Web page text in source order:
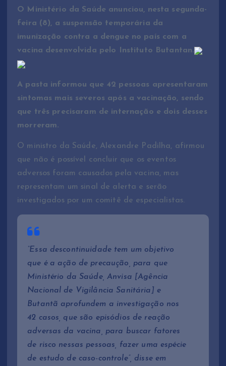
O Ministério da Saúde anunciou, nesta segunda-
feira (8), a suspensão temporária da
imunização contra a dengue no país com a
vacina desenvolvida pelo Instituto Butantan.
A pasta informou que 42 pessoas apresentaram
sintomas mais severos após a vacinação, sendo
que três precisaram de internação e dois desses
morreram.
O ministro da Saúde, Alexandre Padilha, afirmou
que não é possível concluir que os eventos
adversos foram causados pela vacina, mas
representam um sinal de alerta e serão
investigados por um comitê de especialistas.
“Essa descontinuidade tem um objetivo
que é a ação de precaução, para que
Ministério da Saúde, Anvisa [Agência
Nacional de Vigilância Sanitária] e
Butantã aprofundem a investigação nos
42 casos, que são episódios de reação
adversas da vacina, para buscar fatores
de risco nessas pessoas, fazer uma espécie
de estudo de caso-controle”, disse em